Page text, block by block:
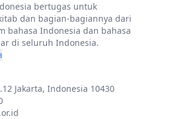
bertugas untuk
dan bagian-bagiannya dari
bahasa Indonesia dan bahasa
di seluruh Indonesia.
Jakarta, Indonesia 10430